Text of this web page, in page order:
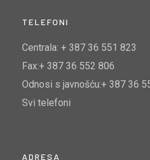
TELEFONI
Centrala: + 387 36 551 823
Fax:+ 387 36 552 806
Odnosi s javnošću:+ 387 36
Svi telefoni
ADRESA